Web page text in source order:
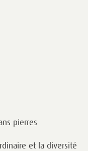
pierres
et la diversité